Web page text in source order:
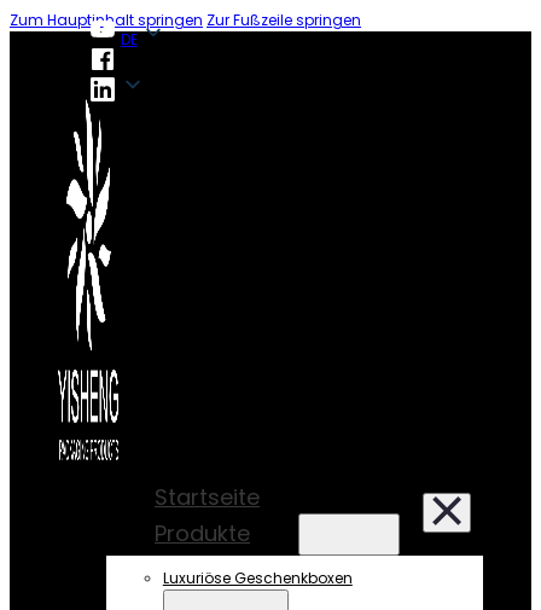
Zum Hauptinhalt springen Zur Fußzeile springen
DE
Startseite
Produkte
Luxuriöse Geschenkboxen